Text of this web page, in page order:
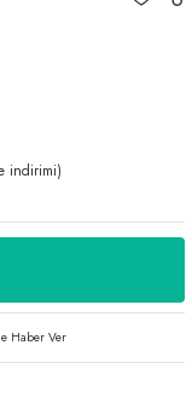
indirimi)
Haber Ver